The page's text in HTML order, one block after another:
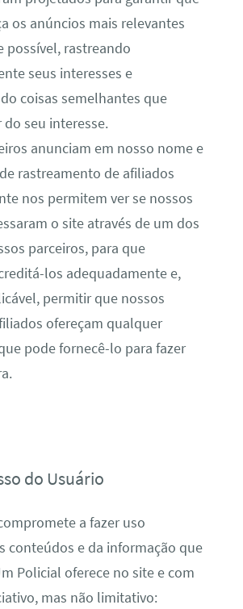
os anúncios mais relevantes
possível, rastreando
seus interesses e
coisas semelhantes que
do seu interesse.
anunciam em nosso nome e
rastreamento de afiliados
nos permitem ver se nossos
o site através de um dos
parceiros, para que
los adequadamente e,
permitir que nossos
ofereçam qualquer
pode fornecê-lo para fazer
do Usuário
a fazer uso
conteúdos e da informação que
Policial oferece no site e com
mas não limitativo: